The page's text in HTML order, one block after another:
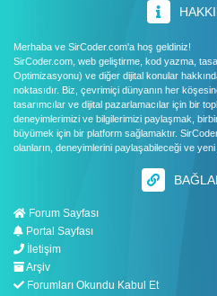
Merhaba ve SirCoder.com'a hoş geldiniz!
SirCoder.com, web geliştirme, kod yazma,
Optimizasyonu) ve diğer dijital konular
noktasıdır. Biz, çevrimiçi dünyanın her
tasarımcılar ve dijital pazarlamacılar için bir
deneyimlerimizi ve bilgilerimizi paylaşmak,
büyümek için bir platform sağlamaktır.
olanların, deneyimlerini paylaşabileceği ve
Forum Sayfası
Portal Sayfası
İletişim
Arşiv
Forumları Okundu Kabul Et